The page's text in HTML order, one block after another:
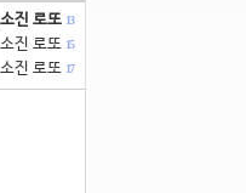
진 로또 13
진 로또 15
진 로또 17